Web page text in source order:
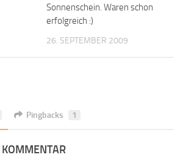
Sonnenschein. Waren schon
erfolgreich :)
26. SEPTEMBER 2009
Pingbacks 1